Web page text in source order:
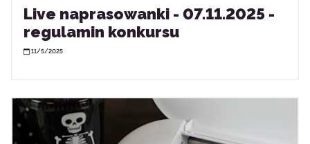
Live naprasowanki - 07.11.2025 -
regulamin konkursu
11/5/2025